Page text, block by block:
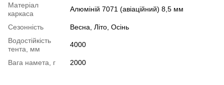
Матеріал
каркаса
Алюміній 7071 (авіаційний) 8,5 мм
Сезонність
Весна, Літо, Осінь
Водостійкість
тента, мм
4000
Вага намета, г 2000